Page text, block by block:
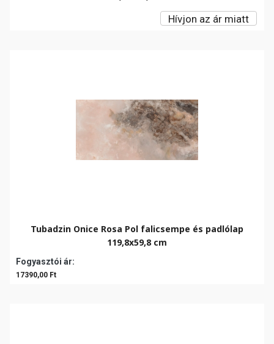
Hívjon az ár miatt
Tubadzin Onice Rosa Pol falicsempe és padlólap
119,8x59,8 cm
Fogyasztói ár:
17390,00 Ft